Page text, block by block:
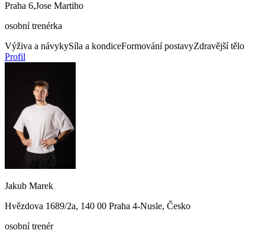
Praha 6,Jose Martiho
osobní trenérka
Výživa a návykySíla a kondiceFormování postavyZdravější tělo
Profil
Jakub Marek
Hvězdova 1689/2a, 140 00 Praha 4-Nusle, Česko
osobní trenér